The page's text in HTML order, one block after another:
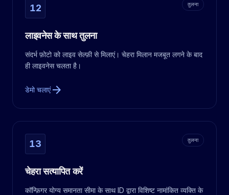
12 तुलना
लाइवनेस के साथ तुलना
संदर्भ फ़ोटो को लाइव सेल्फ़ी से मिलाएं। चेहरा मिलान मजबूत लगने के बाद
ही लाइवनेस चलता है।
डेमो चलाएंarrow_forward
13 तुलना
चेहरा सत्यापित करें
कॉन्फ़िगर योग्य समानता सीमा के साथ ID द्वारा विशिष्ट नामांकित व्यक्ति के